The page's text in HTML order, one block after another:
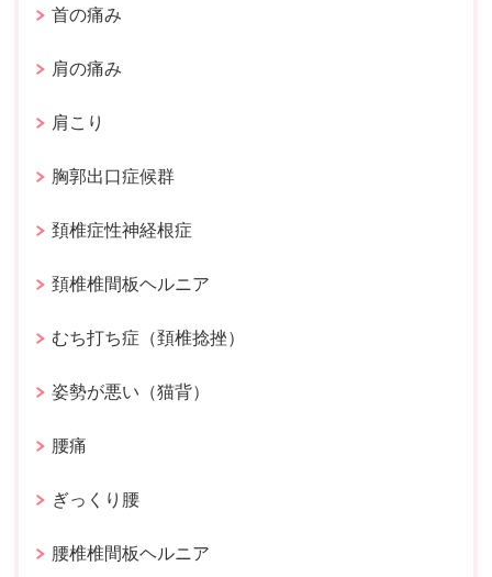
首の痛み
肩の痛み
肩こり
胸郭出口症候群
頚椎症性神経根症
頚椎椎間板ヘルニア
むち打ち症（頚椎捻挫）
姿勢が悪い（猫背）
腰痛
ぎっくり腰
腰椎椎間板ヘルニア